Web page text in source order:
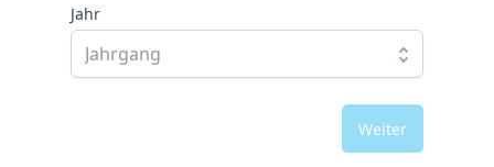
Jahr
Weiter